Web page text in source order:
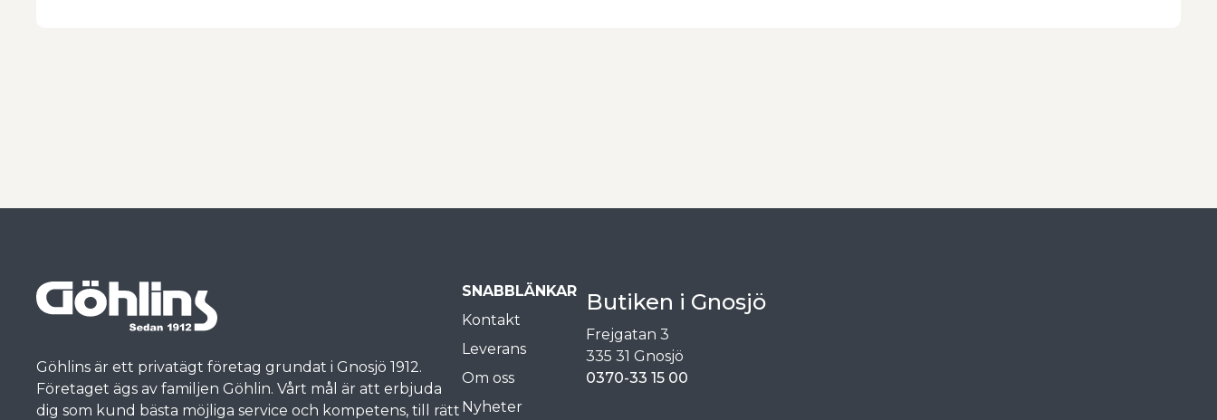
Göhlins är ett privatägt företag grundat i Gnosjö 1912.
Företaget ägs av familjen Göhlin. Vårt mål är att erbjuda
dig som kund bästa möjliga service och kompetens, till rätt
SNABBLÄNKAR
Kontakt
Leverans
Om oss
Nyheter
Butiken i Gnosjö
Frejgatan 3
335 31 Gnosjö
0370-33 15 00